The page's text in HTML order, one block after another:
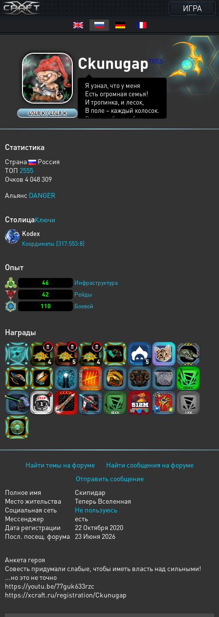
ИГРА
4048 K / 4048 K
CkunugapTOSS
Я узнал, что у меня
Есть огромная семья!
И тропинка, и лесок,
В поле – каждый колосок.
Речка, небо голубое,
Это все мое, родное!
Статистика
Страна
Россия
ТОП 2555
Очков 4 048 309
Альянс DANGER
СтолицаКлючи
Kodex
Координаты [317:553:8]
Опыт
46
Инфраструктура
42
Рейды
110
Боевой
Награды
4 5 4 5
Найти темы на форуме
Найти сообщения на форуме
Отправить сообщение
Полное имя
Скипидар
Место жительства
Теперь Вселенная
Социальная сеть
Не пользуюсь
Мессенджер
есть
Дата регистрации
22 Октября 2020
Посл. посещ. форума
23 Июня 2026
Анкета героя
Совесть придумали слабые, чтобы иметь власть над сильными!
...но это не точно
https://youtu.be/77guk633rzc
https://xcraft.ru/registration/Ckunugap